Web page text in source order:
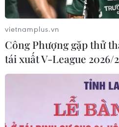
vietnamplus.vn
Công Phượng gặp thử
tái xuất V-League 2026/